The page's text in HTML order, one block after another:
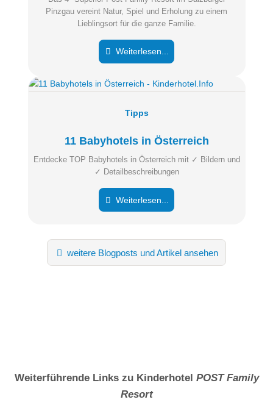
Pinzgau vereint Natur, Spiel und Erholung zu einem
Lieblingsort für die ganze Familie.
Weiterlesen...
11 Babyhotels in Österreich
Tipps
Entdecke TOP Babyhotels in Österreich mit ✓ Bildern und
✓ Detailbeschreibungen
Weiterlesen...
weitere Blogposts und Artikel ansehen
Weiterführende Links zu Kinderhotel POST Family
Resort